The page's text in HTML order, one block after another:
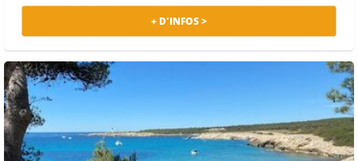
+ D'INFOS >